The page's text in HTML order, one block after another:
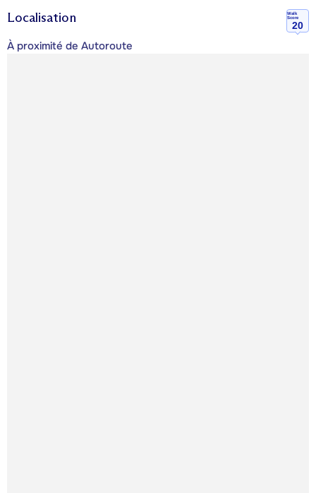
Localisation
Walk
Score
20
À proximité de Autoroute